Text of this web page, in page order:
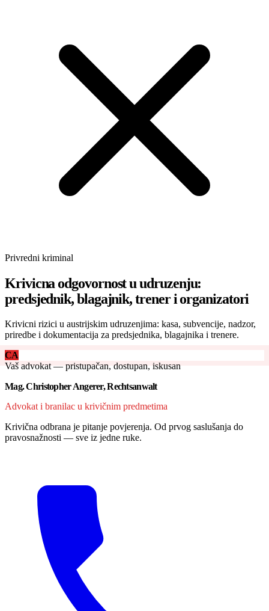
Privredni kriminal
Krivicna odgovornost u udruzenju:
predsjednik, blagajnik, trener i organizatori
Krivicni rizici u austrijskim udruzenjima: kasa, subvencije, nadzor,
priredbe i dokumentacija za predsjednika, blagajnika i trenere.
CA
Vaš advokat — pristupačan, dostupan, iskusan
Mag. Christopher Angerer, Rechtsanwalt
Advokat i branilac u krivičnim predmetima
Krivična odbrana je pitanje povjerenja. Od prvog saslušanja do
pravosnažnosti — sve iz jedne ruke.